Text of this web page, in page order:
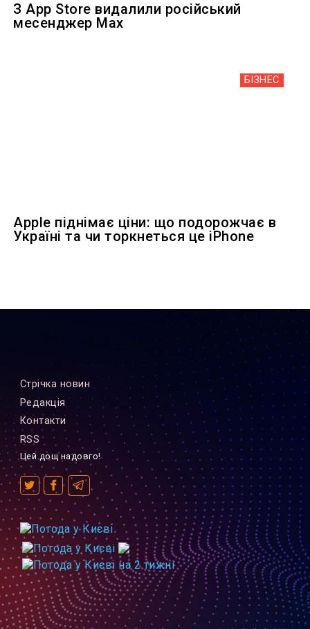
З App Store видалили російський
месенджер Max
БІЗНЕС
Apple піднімає ціни: що подорожчає в
Україні та чи торкнеться це iPhone
Стрiчка новин
Редакцiя
Контакти
RSS
Цей дощ надовго!